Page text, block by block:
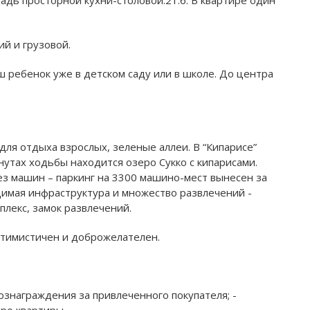
и грузовой.
уже в детском саду или в школе. До центра
отдыха взрослых, зеленые аллеи. В “Кипарисе”
ходьбы находится озеро Сукко с кипарисами.
машин – паркинг на 3300 машино-мест вынесен за
инфраструктура и множество развлечений -
замок развлечений.
и доброжелателен.
за привлеченного покупателя; -